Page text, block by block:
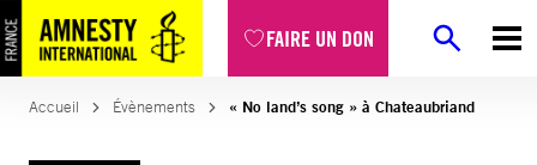
FAIRE UN DON
Accueil Évènements « No land’s song » à Chateaubriand